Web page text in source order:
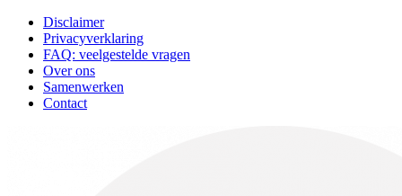
Disclaimer
Privacyverklaring
FAQ: veelgestelde vragen
Over ons
Samenwerken
Contact